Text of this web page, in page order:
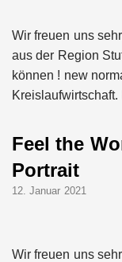
Wir freuen uns
aus der Region
können ! new
Feel the
Portrait
12. Januar 2021
Wir freuen uns